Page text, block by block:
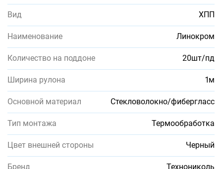
Вид ХПП
Наименование Линокром
Количество на поддоне 20шт/пд
Ширина рулона 1м
Основной материал Стекловолокно/фибергласс
Тип монтажа Термообработка
Цвет внешней стороны Черный
Бренд Технониколь